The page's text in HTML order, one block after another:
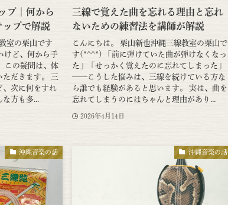
プ｜何から
ップで解説
室の栗山です
けど、何から手
この疑問は、体
ただきます。 三
、次に何をすれ
な方も多...
三線で覚えた曲を忘れる理由と忘れ
ないための練習法を講師が解説
こんにちは。 栗山新也沖縄三線教室の栗山で
す(*^^*) 「前に弾けていた曲が弾けなくなっ
た」「せっかく覚えたのに忘れてしまった」
——こうした悩みは、三線を続けている方な
ら誰でも経験があると思います。 実は、曲を
忘れてしまうのにはちゃんと理由があり...
2026年4月14日
沖縄音楽の話 沖縄音楽の話